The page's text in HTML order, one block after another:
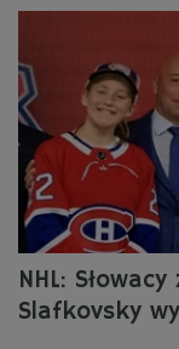
NHL:
Slafkovsky